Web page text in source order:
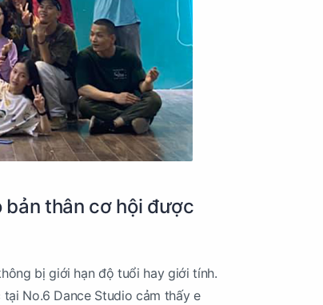
thân cơ hội được
bị giới hạn độ tuổi hay giới tính.
No.6 Dance Studio cảm thấy e